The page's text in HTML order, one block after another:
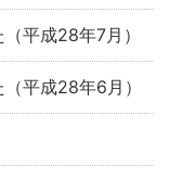
平成28年7月）
平成28年6月）